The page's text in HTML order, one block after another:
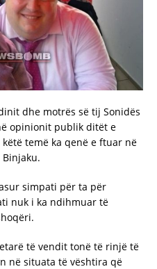
dhe motrës së tij Sonidës
opinionit publik ditët e
temë ka qenë e ftuar në
Binjaku.
simpati për ta për
nuk i ka ndihmuar të
të vendit tonë të rinjë të
në situata të vështira që